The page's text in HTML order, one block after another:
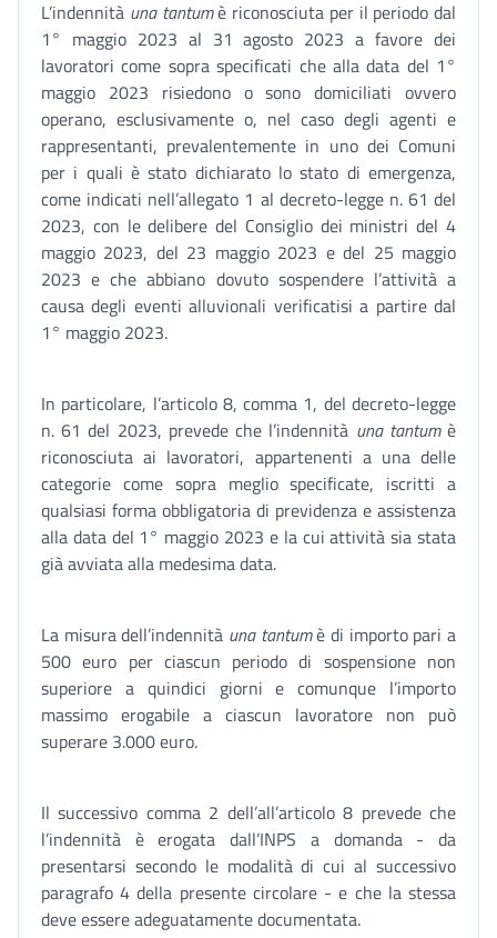
L’indennità una tantumè riconosciuta per il periodo dal
1° maggio 2023 al 31 agosto 2023 a favore dei
lavoratori come sopra specificati che alla data del 1°
maggio 2023 risiedono o sono domiciliati ovvero
operano, esclusivamente o, nel caso degli agenti e
rappresentanti, prevalentemente in uno dei Comuni
per i quali è stato dichiarato lo stato di emergenza,
come indicati nell’allegato 1 al decreto-legge n. 61 del
2023, con le delibere del Consiglio dei ministri del 4
maggio 2023, del 23 maggio 2023 e del 25 maggio
2023 e che abbiano dovuto sospendere l’attività a
causa degli eventi alluvionali verificatisi a partire dal
1° maggio 2023.
In particolare, l’articolo 8, comma 1, del decreto-legge
n. 61 del 2023, prevede che l’indennità una tantumè
riconosciuta ai lavoratori, appartenenti a una delle
categorie come sopra meglio specificate, iscritti a
qualsiasi forma obbligatoria di previdenza e assistenza
alla data del 1° maggio 2023 e la cui attività sia stata
già avviata alla medesima data.
La misura dell’indennità una tantumè di importo pari a
500 euro per ciascun periodo di sospensione non
superiore a quindici giorni e comunque l’importo
massimo erogabile a ciascun lavoratore non può
superare 3.000 euro.
Il successivo comma 2 dell’all’articolo 8 prevede che
l’indennità è erogata dall’INPS a domanda - da
presentarsi secondo le modalità di cui al successivo
paragrafo 4 della presente circolare - e che la stessa
deve essere adeguatamente documentata.